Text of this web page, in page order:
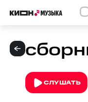
СЛУШАТЬ